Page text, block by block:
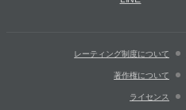
レーティング制度について
著作権について
ライセンス